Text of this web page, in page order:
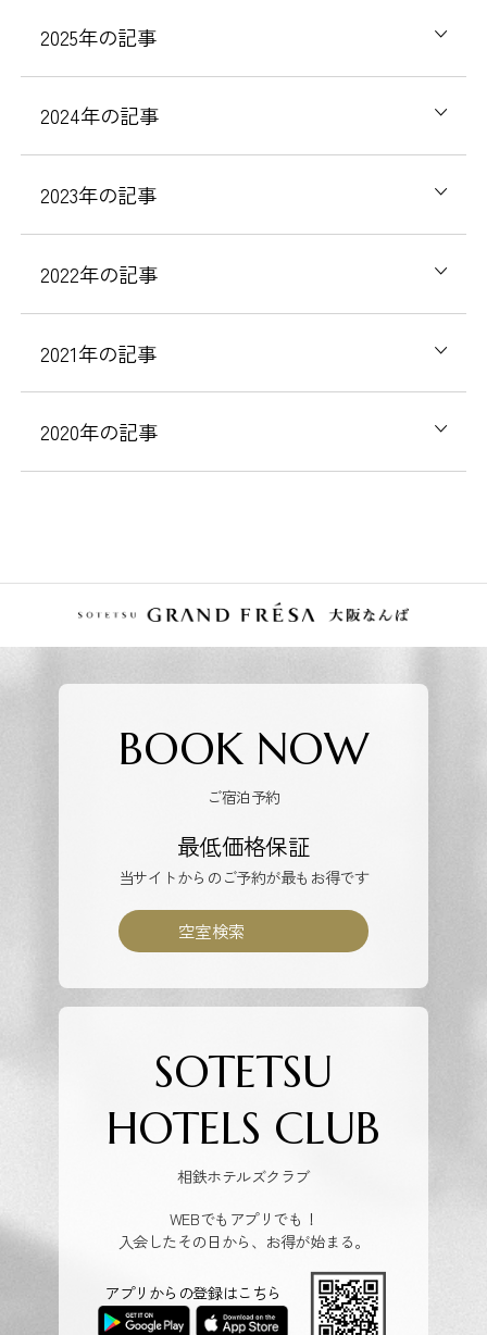
2025年の記事
2024年の記事
2023年の記事
2022年の記事
2021年の記事
2020年の記事
BOOK NOW
ご宿泊予約
最低価格保証
当サイトからのご予約が最もお得です
空室検索
SOTETSU
HOTELS CLUB
相鉄ホテルズクラブ
WEBでもアプリでも！
入会したその日から、お得が始まる。
アプリからの登録はこちら